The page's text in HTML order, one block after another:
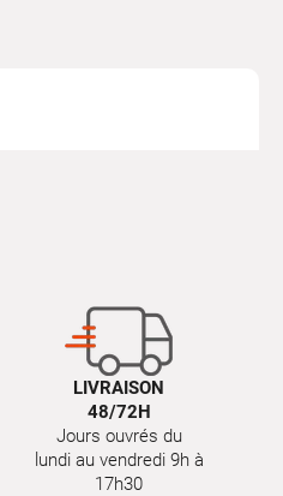
LIVRAISON
48/72H
Jours ouvrés du
lundi au vendredi 9h à
17h30